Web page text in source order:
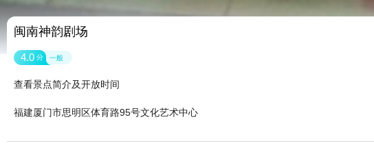
闽南神韵剧场
4.0 分 一般
查看景点简介及开放时间
福建厦门市思明区体育路95号文化艺术中心